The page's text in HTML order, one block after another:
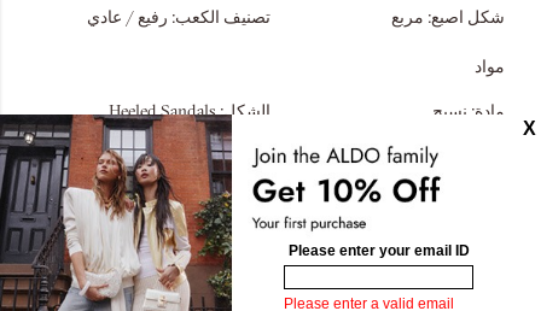
شكل اصبع: مربع تصنيف الكعب: رفيع / عادي
مواد
مادة: نسيج الشكل: Heeled Sandals
انزلاق